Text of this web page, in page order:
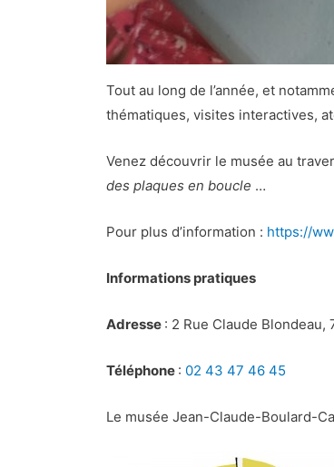
Tout au long de l’année, et
thématiques, visites interactives,
Venez découvrir le musée au
des plaques en boucle …
Pour plus d’information : https://
Informations pratiques
Adresse : 2 Rue Claude Blondeau,
Téléphone : 02 43 47 46 45
Le musée Jean-Claude-Boulard-